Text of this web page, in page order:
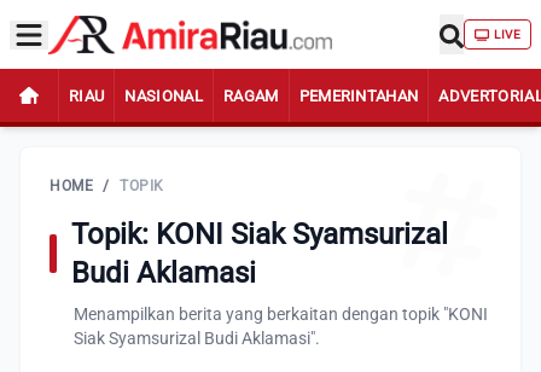
LIVE
RIAU NASIONAL RAGAM PEMERINTAHAN
HOME / TOPIK
Topik: KONI Siak Syamsurizal
Budi Aklamasi
Menampilkan berita yang berkaitan dengan topik "KONI
Siak Syamsurizal Budi Aklamasi".